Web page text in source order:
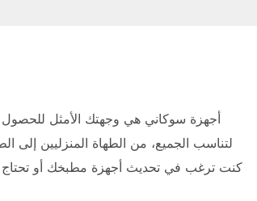
أجهزة سوكاني هي وجهتك الأمثل للحصول
لتناسب الجميع، من الطهاة المنزليين إلى
كنت ترغب في تحديث أجهزة مطبخك أو تحتاج